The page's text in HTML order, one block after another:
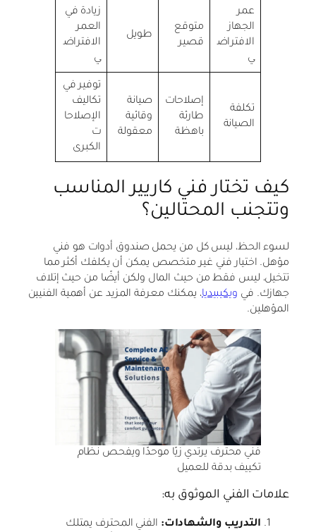
عمر
الجهاز
الافتراض
ي
متوقع
قصير
طويل
زيادة في
العمر
الافتراض
ي
تكلفة
الصيانة
إصلاحات
طارئة
باهظة
صيانة
وقائية
معقولة
توفير في
تكاليف
الإصلاحا
ت
الكبرى
كيف تختار فني كاريير المناسب
وتتجنب المحتالين؟
لسوء الحظ، ليس كل من يحمل صندوق أدوات هو فني
مؤهل. اختيار فني غير متخصص يمكن أن يكلفك أكثر مما
تتخيل، ليس فقط من حيث المال ولكن أيضًا من حيث إتلاف
جهازك. في ويكيبيديا، يمكنك معرفة المزيد عن أهمية الفنيين
المؤهلين.
فني محترف يرتدي زيًا موحدًا ويفحص نظام
تكييف بدقة للعميل
علامات الفني الموثوق به:
التدريب والشهادات: الفني المحترف يمتلك